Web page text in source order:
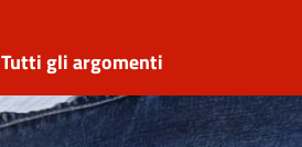
Tutti gli argomenti